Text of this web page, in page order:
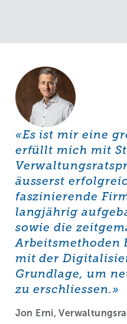
«Es ist mir eine
erfüllt mich mit
äusserst
faszinierende
langjährig
sowie die
Arbeitsmethoden
mit der
Grundlage, um
zu erschliessen.»
Jon Erni,